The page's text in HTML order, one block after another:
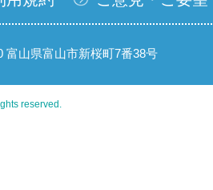
山県富山市新桜町7番38号
reserved.